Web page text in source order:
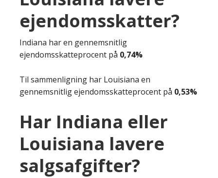
ejendomsskatter?
Indiana har en gennemsnitlig
ejendomsskatteprocent på 0,74%
Til sammenligning har Louisiana en
gennemsnitlig ejendomsskatteprocent på 0,53%
Har Indiana eller
Louisiana lavere
salgsafgifter?